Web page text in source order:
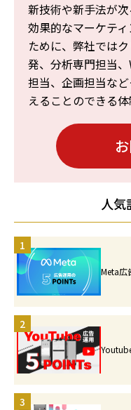
新技術や新手法が
効果的なマーケテ
ために、弊社では
発、分析専門担当
担当、企画担当な
えることのできる体
人気
1
Meta広
2
3